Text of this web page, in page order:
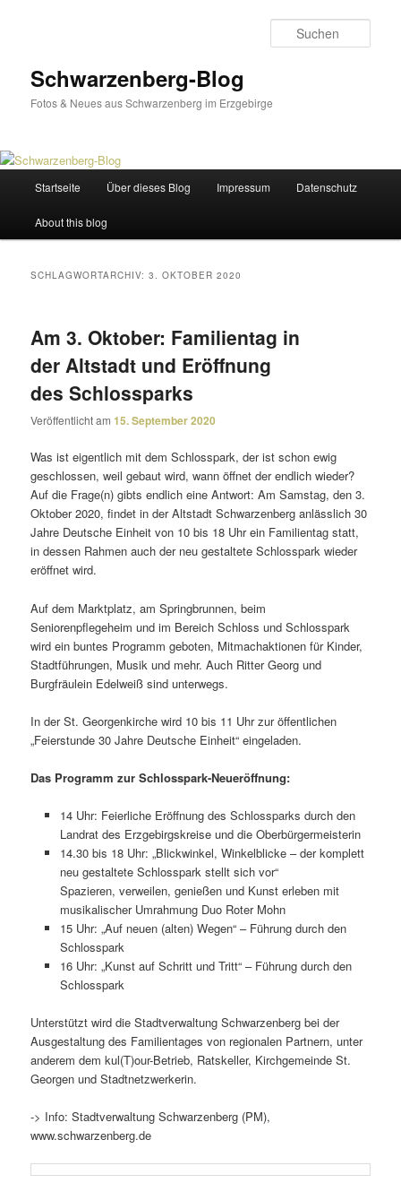
Schwarzenberg-Blog
Fotos & Neues aus Schwarzenberg im Erzgebirge
Startseite Über dieses Blog Impressum Datenschutz
About this blog
SCHLAGWORTARCHIV:3. OKTOBER 2020
Am 3. Oktober: Familientag in
der Altstadt und Eröffnung
des Schlossparks
Veröffentlicht am15. September 2020
Was ist eigent­lich mit dem Schlosspark, der ist schon ewig
geschlossen, weil gebaut wird, wann öffnet der endlich wieder?
Auf die Frage(n) gibts endlich eine Antwort: Am Samstag, den 3.
Oktober 2020, findet in der Altstadt Schwarzenberg anläss­lich 30
Jahre Deutsche Einheit von 10 bis 18 Uhr ein Familientag statt,
in dessen Rahmen auch der neu gestal­tete Schlosspark wieder
eröffnet wird.
Auf dem Marktplatz, am Springbrunnen, beim
Seniorenpflegeheim und im Bereich Schloss und Schlosspark
wird ein buntes Programm geboten, Mitmachaktionen für Kinder,
Stadtführungen, Musik und mehr. Auch Ritter Georg und
Burgfräulein Edelweiß sind unterwegs.
In der St. Georgenkirche wird 10 bis 11 Uhr zur öffent­li­chen
„Feierstunde 30 Jahre Deutsche Einheit“ eingeladen.
Das Programm zur Schlosspark-Neueröffnung:
14 Uhr: Feierliche Eröffnung des Schlossparks durch den
Landrat des Erzgebirgskreise und die Oberbürgermeisterin
14.30 bis 18 Uhr: „Blickwinkel, Winkelblicke – der komplett
neu gestal­tete Schlosspark stellt sich vor“
Spazieren, verweilen, genießen und Kunst erleben mit
musi­ka­li­scher Umrahmung Duo Roter Mohn
15 Uhr: „Auf neuen (alten) Wegen“ – Führung durch den
Schlosspark
16 Uhr: „Kunst auf Schritt und Tritt“ – Führung durch den
Schlosspark
Unterstützt wird die Stadtverwaltung Schwarzenberg bei der
Ausgestaltung des Familientages von regio­nalen Partnern, unter
anderem dem kul(T)our-Betrieb, Ratskeller, Kirchgemeinde St.
Georgen und Stadtnetzwerkerin.
-> Info: Stadtverwaltung Schwarzenberg (PM),
www.schwarzenberg.de